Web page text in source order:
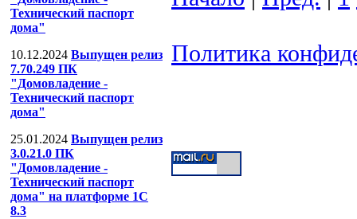
Технический паспорт
дома"
10.12.2024 Выпущен релиз
7.70.249 ПК
"Домовладение -
Технический паспорт
дома"
25.01.2024 Выпущен релиз
3.0.21.0 ПК
"Домовладение -
Технический паспорт
дома" на платформе 1С
8.3
Политика